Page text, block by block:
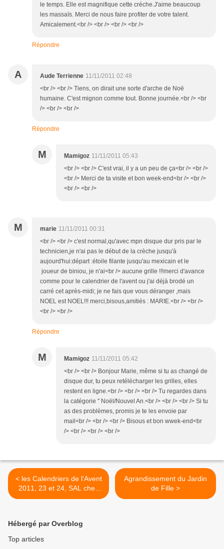
le temps. Elle est magnifique cette créche.J'aime beaucoup
les massaïs. Merci de nous faire profiter de votre talent.
Amicalement.<br /> <br /> <br /> <br />
Répondre
A Aude Terrienne 11/11/2011 02:48
<br /> <br /> Tiens, on dirait une sorte d'arche de Noë
humaine. C'est mignon comme tout. Bonne journée.<br /> <br
/> <br /> <br />
Répondre
M Mamigoz 11/11/2011 05:43
<br /> <br /> C'est vrai, il y a un peu de ça<br /> <br />
<br /> Merci de ta visite et bon week-end<br /> <br />
<br /> <br />
M marie 11/11/2011 00:31
<br /> <br /> c'est normal,qu'avec mpn disque dur pris par le
technicien,je n'ai pas le début de la crèche jusqu'à
aujourd'hui:départ :étoile filante jusqu'au mexicain et le
joueur de biniou, je n'ai<br /> aucune grille !!!merci d'avance
comme pour le calendrier de l'avent ou j'ai déjà brodé un
carré cet après-midi; je ne fais que vous déranger ,mais
NOEL est NOEL!!! merci,bisous,amitiés : MARIE.<br /> <br />
<br /> <br />
Répondre
M Mamigoz 11/11/2011 05:42
<br /> <br /> Bonjour Marie, même si tu as changé de
disque dur, tu peux retélécharger les grilles, elles
restent en ligne.<br /> <br /> <br /> Tu regardes dans
la catégorie " Noël/Nouvel An.<br /> <br /> <br /> Si tu
as des problèmes, promis je te les envoie par
mail<br /> <br /> <br /> Bisous et bon wwek-end<br
/> <br /> <br /> <br />
< les Calendriers de l'Avent
2011, 23 et 24, SAL chez
Mamigoz
Agrandissement du Jardin
de Fille >
Hébergé par Overblog
Top articles